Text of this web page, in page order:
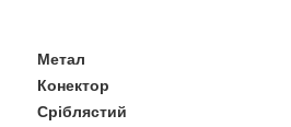
Метал
Конектор
Сріблястий